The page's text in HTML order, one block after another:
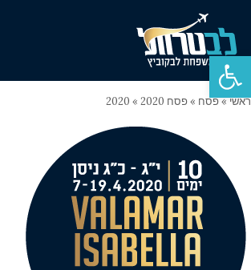
פתח סרגל נגישות
ראשי»פסח »פסח 2020 »
2020